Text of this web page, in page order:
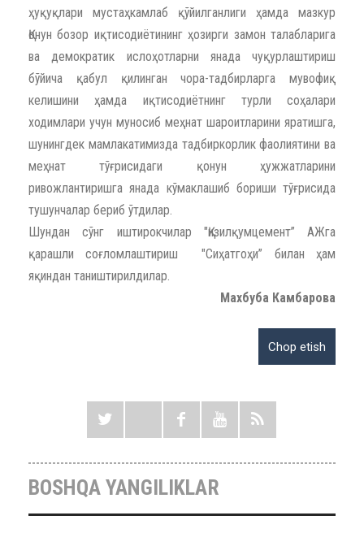
ҳуқуқлари мустаҳкамлаб қўйилганлиги ҳамда мазкур
Қонун бозор иқтисодиётининг ҳозирги замон талабларига
ва демократик ислоҳотларни янада чуқурлаштириш
бўйича қабул қилинган чора-тадбирларга мувофиқ
келишини ҳамда иқтисодиётнинг турли соҳалари
ходимлари учун муносиб меҳнат шароитларини яратишга,
шунингдек мамлакатимизда тадбиркорлик фаолиятини ва
меҳнат тўғрисидаги қонун ҳужжатларини
ривожлантиришга янада кўмаклашиб бориши тўғрисида
тушунчалар бериб ўтдилар.
Шундан сўнг иштирокчилар "Қизилқумцемент” АЖга
қарашли соғломлаштириш "Сиҳатгоҳи” билан ҳам
яқиндан таништирилдилар.
Махбуба Камбарова
BOSHQA YANGILIKLAR